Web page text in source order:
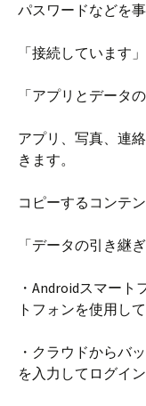
パスワードなどを
「接続しています
「アプリとデータ
アプリ、写真、連
きます。
コピーするコンテ
「データの引き継
・Androidスマー
トフォンを使用し
・クラウドからバ
を入力してログイン